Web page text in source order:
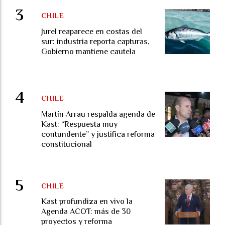
Jurel reaparece en costas del
sur: industria reporta capturas,
Gobierno mantiene cautela
CHILE
Martín Arrau respalda agenda de
Kast: “Respuesta muy
contundente” y justifica reforma
constitucional
CHILE
Kast profundiza en vivo la
Agenda ACOT: más de 30
proyectos y reforma
CHILE